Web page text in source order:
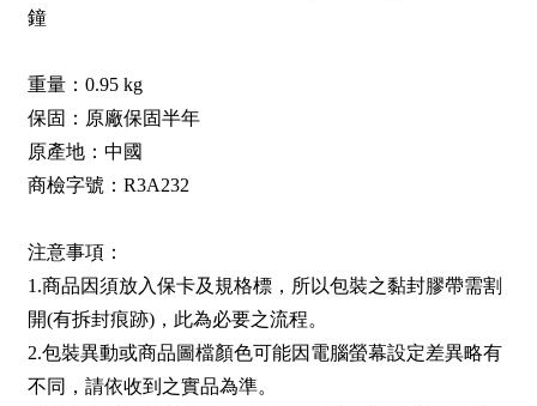
鐘
重量：0.95 kg
保固：原廠保固半年
原產地：中國
商檢字號：R3A232
注意事項：
1.商品因須放入保卡及規格標，所以包裝之黏封膠帶需割
開(有拆封痕跡)，此為必要之流程。
2.包裝異動或商品圖檔顏色可能因電腦螢幕設定差異略有
不同，請依收到之實品為準。